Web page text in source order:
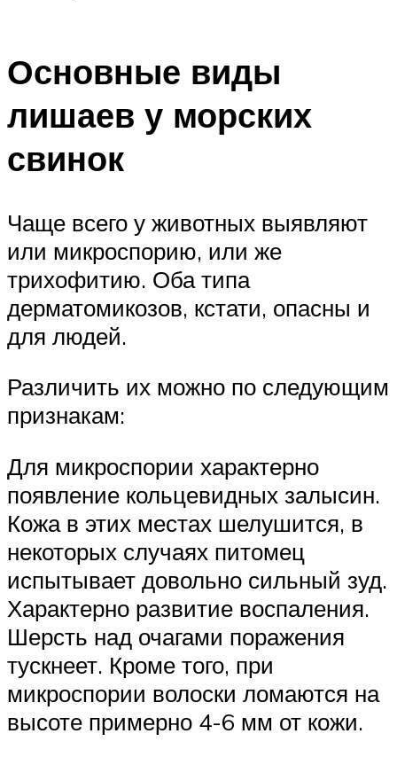
Основные виды
лишаев у морских
свинок
Чаще всего у животных выявляют
или микроспорию, или же
трихофитию. Оба типа
дерматомикозов, кстати, опасны и
для людей.
Различить их можно по следующим
признакам:
Для микроспории характерно
появление кольцевидных залысин.
Кожа в этих местах шелушится, в
некоторых случаях питомец
испытывает довольно сильный зуд.
Характерно развитие воспаления.
Шерсть над очагами поражения
тускнеет. Кроме того, при
микроспории волоски ломаются на
высоте примерно 4-6 мм от кожи.